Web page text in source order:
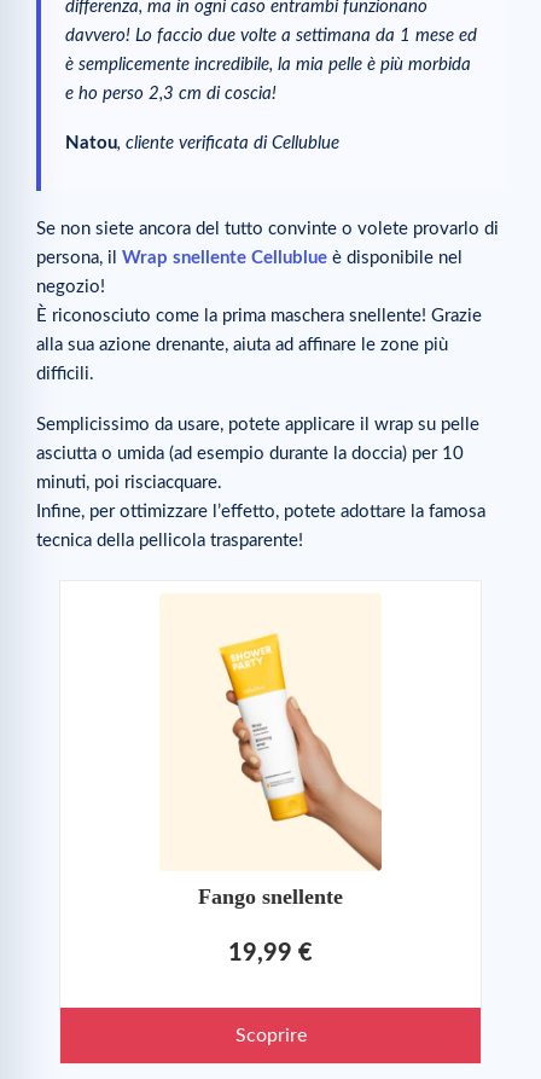
differenza, ma in ogni caso entrambi funzionano
davvero! Lo faccio due volte a settimana da 1 mese ed
è semplicemente incredibile, la mia pelle è più morbida
e ho perso 2,3 cm di coscia!
Natou, cliente verificata di Cellublue
Se non siete ancora del tutto convinte o volete provarlo di
persona, il Wrap snellente Cellublue è disponibile nel
negozio!
È riconosciuto come la prima maschera snellente! Grazie
alla sua azione drenante, aiuta ad affinare le zone più
difficili.
Semplicissimo da usare, potete applicare il wrap su pelle
asciutta o umida (ad esempio durante la doccia) per 10
minuti, poi risciacquare.
Infine, per ottimizzare l’effetto, potete adottare la famosa
tecnica della pellicola trasparente!
Fango snellente
19,99 €
Scoprire